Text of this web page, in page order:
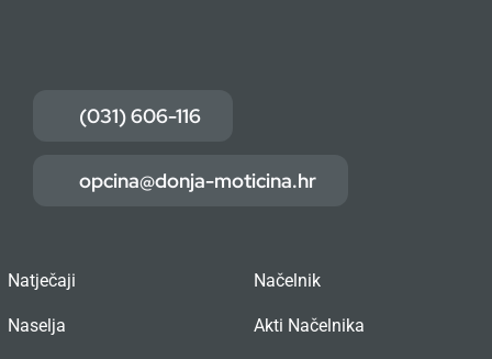
(031) 606-116
opcina@donja-moticina.hr
Natječaji
Naselja
Načelnik
Akti Načelnika